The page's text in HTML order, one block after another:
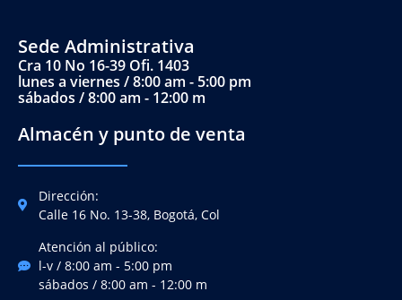
Sede Administrativa
Cra 10 No 16-39 Ofi. 1403
lunes a viernes / 8:00 am - 5:00 pm
sábados / 8:00 am - 12:00 m
Almacén y punto de venta
Dirección:
Calle 16 No. 13-38, Bogotá, Col
Atención al público:
l-v / 8:00 am - 5:00 pm
sábados / 8:00 am - 12:00 m